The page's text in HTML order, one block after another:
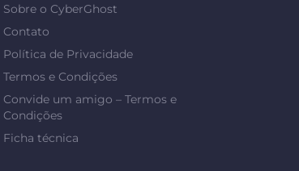
Sobre o CyberGhost
Contato
Política de Privacidade
Termos e Condições
Convide um amigo – Termos e
Condições
Ficha técnica